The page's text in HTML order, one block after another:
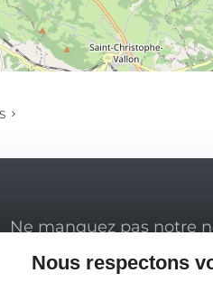
Ne manquez pas notre
inspirer pour profiter
Nous respectons